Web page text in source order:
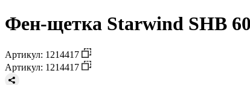
Фен-щетка Starwind SHB
Артикул: 1214417
Артикул: 1214417